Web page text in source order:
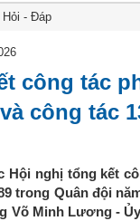
Hỏi - Đáp
công tác
công tác
Hội nghị tổng kết
trong Quân đội
Võ Minh Lương -